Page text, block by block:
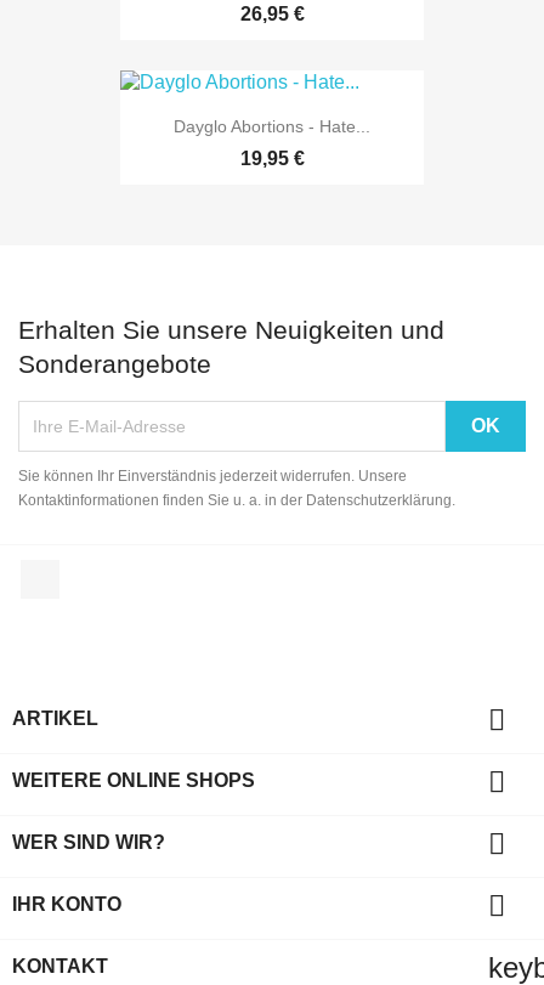
26,95 €
Dayglo Abortions - Hate...
19,95 €
Erhalten Sie unsere Neuigkeiten und
Sonderangebote
Sie können Ihr Einverständnis jederzeit widerrufen. Unsere
Kontaktinformationen finden Sie u. a. in der Datenschutzerklärung.
ARTIKEL 
WEITERE ONLINE SHOPS 
WER SIND WIR? 
IHR KONTO 
KONTAKT